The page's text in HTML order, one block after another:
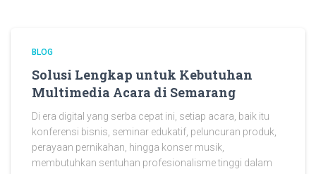
BLOG
Solusi Lengkap untuk Kebutuhan
Multimedia Acara di Semarang
Di era digital yang serba cepat ini, setiap acara, baik itu
konferensi bisnis, seminar edukatif, peluncuran produk,
perayaan pernikahan, hingga konser musik,
membutuhkan sentuhan profesionalisme tinggi dalam